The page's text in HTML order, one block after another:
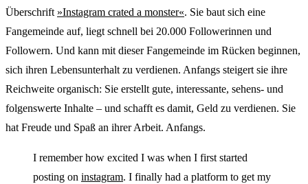
Überschrift »Instagram crated a monster«. Sie baut sich eine
Fangemeinde auf, liegt schnell bei 20.000 Followerinnen und
Followern. Und kann mit dieser Fangemeinde im Rücken beginnen,
sich ihren Lebensunterhalt zu verdienen. Anfangs steigert sie ihre
Reichweite organisch: Sie erstellt gute, interessante, sehens- und
folgenswerte Inhalte – und schafft es damit, Geld zu verdienen. Sie
hat Freude und Spaß an ihrer Arbeit. Anfangs.
I remember how excited I was when I first started
posting on instagram. I finally had a platform to get my